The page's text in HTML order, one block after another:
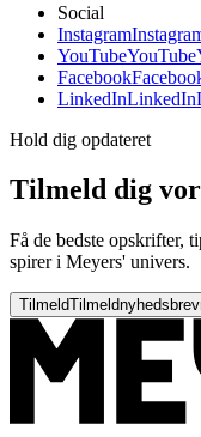
Social
Instagram
YouTubeYouTube
Facebook
LinkedInLinkedIn
Hold dig opdateret
Tilmeld dig
Få de bedste opskrifter,
spirer i Meyers' univers.
TilmeldTilmeldnyhedsbrev